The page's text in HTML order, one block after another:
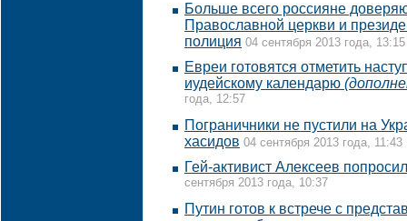
Больше всего россияне
Православной церкви и
полиция 04 сентября 2013 года, 13:15
Евреи готовятся отметить
иудейскому календарю
года, 12:57
Пограничники не пустили на
хасидов 04 сентября 2013 года, 11:43
Гей-активист Алексеев
сентября 2013 года, 10:37
Путин готов к встрече с